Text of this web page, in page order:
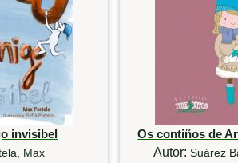
invisibel
Max
Os contiños de
Autor: Suárez